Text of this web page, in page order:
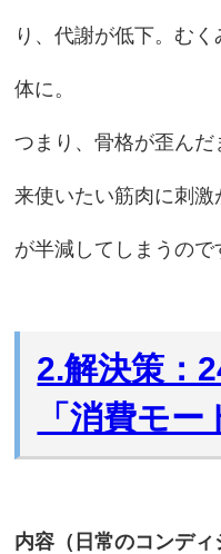
り、代謝が低下。む
体に。
つまり、骨格が歪ん
来使いたい筋肉に刺
が半減してしまうので
2.解決策：
「消費モ
内容（日常のコンディ